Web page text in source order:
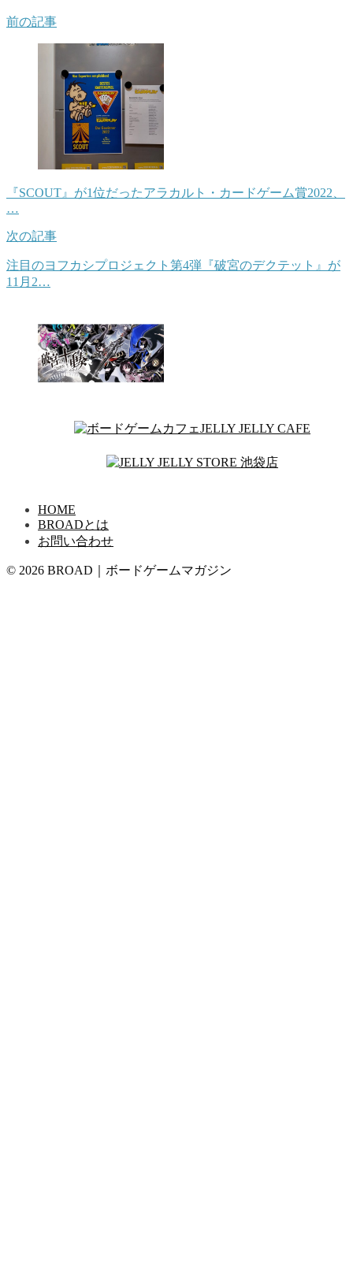
前の記事
『SCOUT』が1位だったアラカルト・カードゲーム賞2022、
…
次の記事
注目のヨフカシプロジェクト第4弾『破宮のデクテット』が
11月2…
HOME
BROADとは
お問い合わせ
© 2026 BROAD｜ボードゲームマガジン